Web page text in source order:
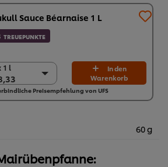
Sauce Béarnaise 1 L
TREUEPUNKTE
1 l
1 l
1 l
In den
Warenkorb
Preisempfehlung von UFS
60 g